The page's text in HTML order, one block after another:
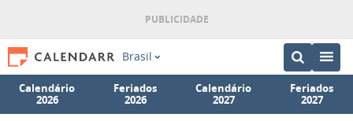
Brasil
Calendário
2026
Feriados
2026
Calendário
2027
Feriados
2027